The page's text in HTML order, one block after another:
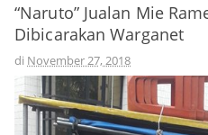
“Naruto” Jualan Mie
Dibicarakan Warganet
di November 27, 2018